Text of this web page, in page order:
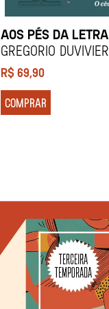
AOS PÉS DA LETRA
Gregorio Duvivier
R$69,90
COMPRAR